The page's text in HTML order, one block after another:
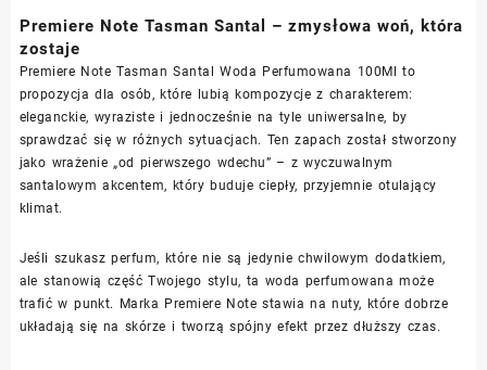
Premiere Note Tasman Santal – zmysłowa woń, która
zostaje
Premiere Note Tasman Santal Woda Perfumowana 100Ml to
propozycja dla osób, które lubią kompozycje z charakterem:
eleganckie, wyraziste i jednocześnie na tyle uniwersalne, by
sprawdzać się w różnych sytuacjach. Ten zapach został stworzony
jako wrażenie „od pierwszego wdechu” – z wyczuwalnym
santalowym akcentem, który buduje ciepły, przyjemnie otulający
klimat.
Jeśli szukasz perfum, które nie są jedynie chwilowym dodatkiem,
ale stanowią część Twojego stylu, ta woda perfumowana może
trafić w punkt. Marka Premiere Note stawia na nuty, które dobrze
układają się na skórze i tworzą spójny efekt przez dłuższy czas.